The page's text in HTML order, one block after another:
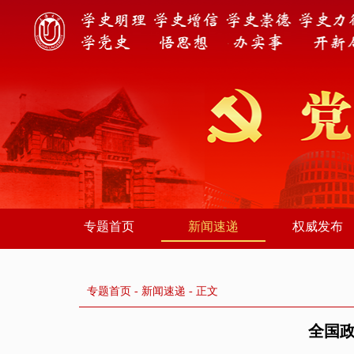
专题首页 新闻速递 权威发布
专题首页 - 新闻速递 - 正文
全国